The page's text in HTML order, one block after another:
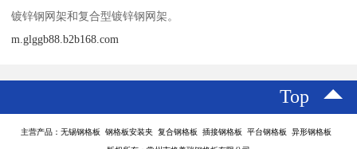
镀锌钢网架和复合型镀锌钢网架。
m.glggb88.b2b168.com
Top
主营产品：无锡钢格板 钢格板安装夹 复合钢格板 插接钢格板 平台钢格板 异形钢格板